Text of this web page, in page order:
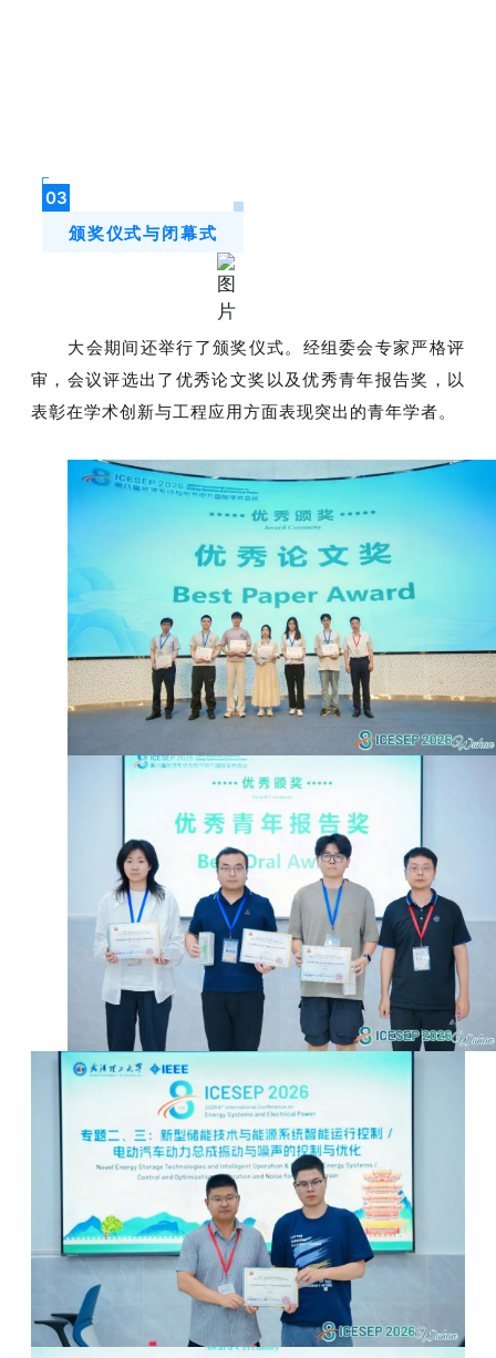
03
颁奖仪式与闭幕式
大会期间还举行了颁奖仪式。经组委会专家严格评
审，会议评选出了优秀论文奖 以及优秀青年报告奖，以
表彰在学术创新与工程应用方面表现突出的青年学者。